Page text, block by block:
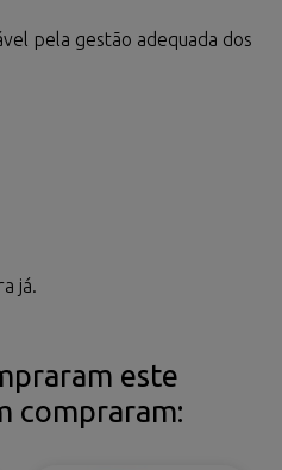
pela gestão adequada dos
já.
este
compraram: